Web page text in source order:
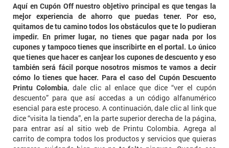
Aquí en Cupón Off nuestro objetivo principal es que tengas la
mejor experiencia de ahorro que puedas tener. Por eso,
quitamos de tu camino todos los obstáculos que te lo pudieran
impedir. En primer lugar, no tienes que pagar nada por los
cupones y tampoco tienes que inscribirte en el portal. Lo único
que tienes que hacer es canjear los cupones de descuento y eso
también será fácil porque nosotros mismos te vamos a decir
cómo lo tienes que hacer. Para el caso del Cupón Descuento
Printu Colombia, dale clic al enlace que dice “ver el cupón
descuento” para que así accedas a un código alfanumérico
esencial para este proceso. A continuación, dale clic al link que
dice “visita la tienda”, en la parte superior derecha de la página,
para entrar así al sitio web de Printu Colombia. Agrega al
carrito de compra todos los productos y servicios que quieras